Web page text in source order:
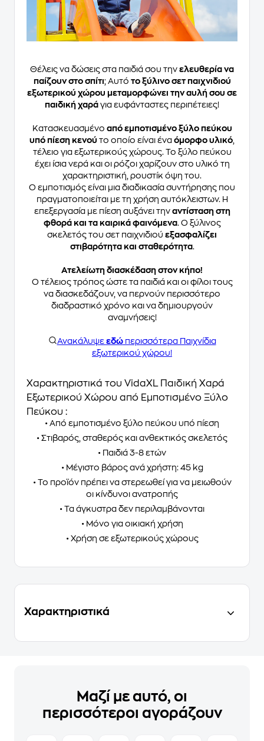
Θέλεις να δώσεις στα παιδιά σου την ελευθερία να
παίζουν στο σπίτι; Αυτό το ξύλινο σετ παιχνιδιού
εξωτερικού χώρου μεταμορφώνει την αυλή σου σε
παιδική χαρά για ευφάνταστες περιπέτειες!
Κατασκευασμένο από εμποτισμένο ξύλο πεύκου
υπό πίεση κενού το οποίο είναι ένα όμορφο υλικό
τέλειο για εξωτερικούς χώρους. Το ξύλο πεύκου
έχει ίσια νερά και οι ρόζοι χαρίζουν στο υλικό τη
χαρακτηριστική, ρουστίκ όψη του.
Ο εμποτισμός είναι μια διαδικασία συντήρησης που
πραγματοποιείται με τη χρήση αυτόκλειστων. Η
επεξεργασία με πίεση αυξάνει την αντίσταση στη
φθορά και τα καιρικά φαινόμενα. Ο ξύλινος
σκελετός του σετ παιχνιδιού εξασφαλίζει
στιβαρότητα και σταθερότητα.
Ατελείωτη διασκέδαση στον κήπο!
Ο τέλειος τρόπος ώστε τα παιδιά και οι φίλοι τους
να διασκεδάζουν, να περνούν περισσότερο
διαδραστικό χρόνο και να δημιουργούν
αναμνήσεις!
Ανακάλυψε εδώπερισσότερα Παιχνίδια
εξωτερικού χώρου!
Χαρακτηριστικά του VidaXL Παιδική Χαρά
Εξωτερικού Χώρου από Εμποτισμένο Ξύλο
Πεύκου :
• Από εμποτισμένο ξύλο πεύκου υπό πίεση
• Στιβαρός, σταθερός και ανθεκτικός σκελετός
• Παιδιά 3-8 ετών
• Μέγιστο βάρος ανά χρήστη: 45 kg
• Το προϊόν πρέπει να στερεωθεί για να μειωθούν
οι κίνδυνοι ανατροπής
• Τα άγκυστρα δεν περιλαμβάνονται
• Μόνο για οικιακή χρήση
• Χρήση σε εξωτερικούς χώρους
Χαρακτηριστικά
Μαζί με αυτό, οι
περισσότεροι αγοράζουν